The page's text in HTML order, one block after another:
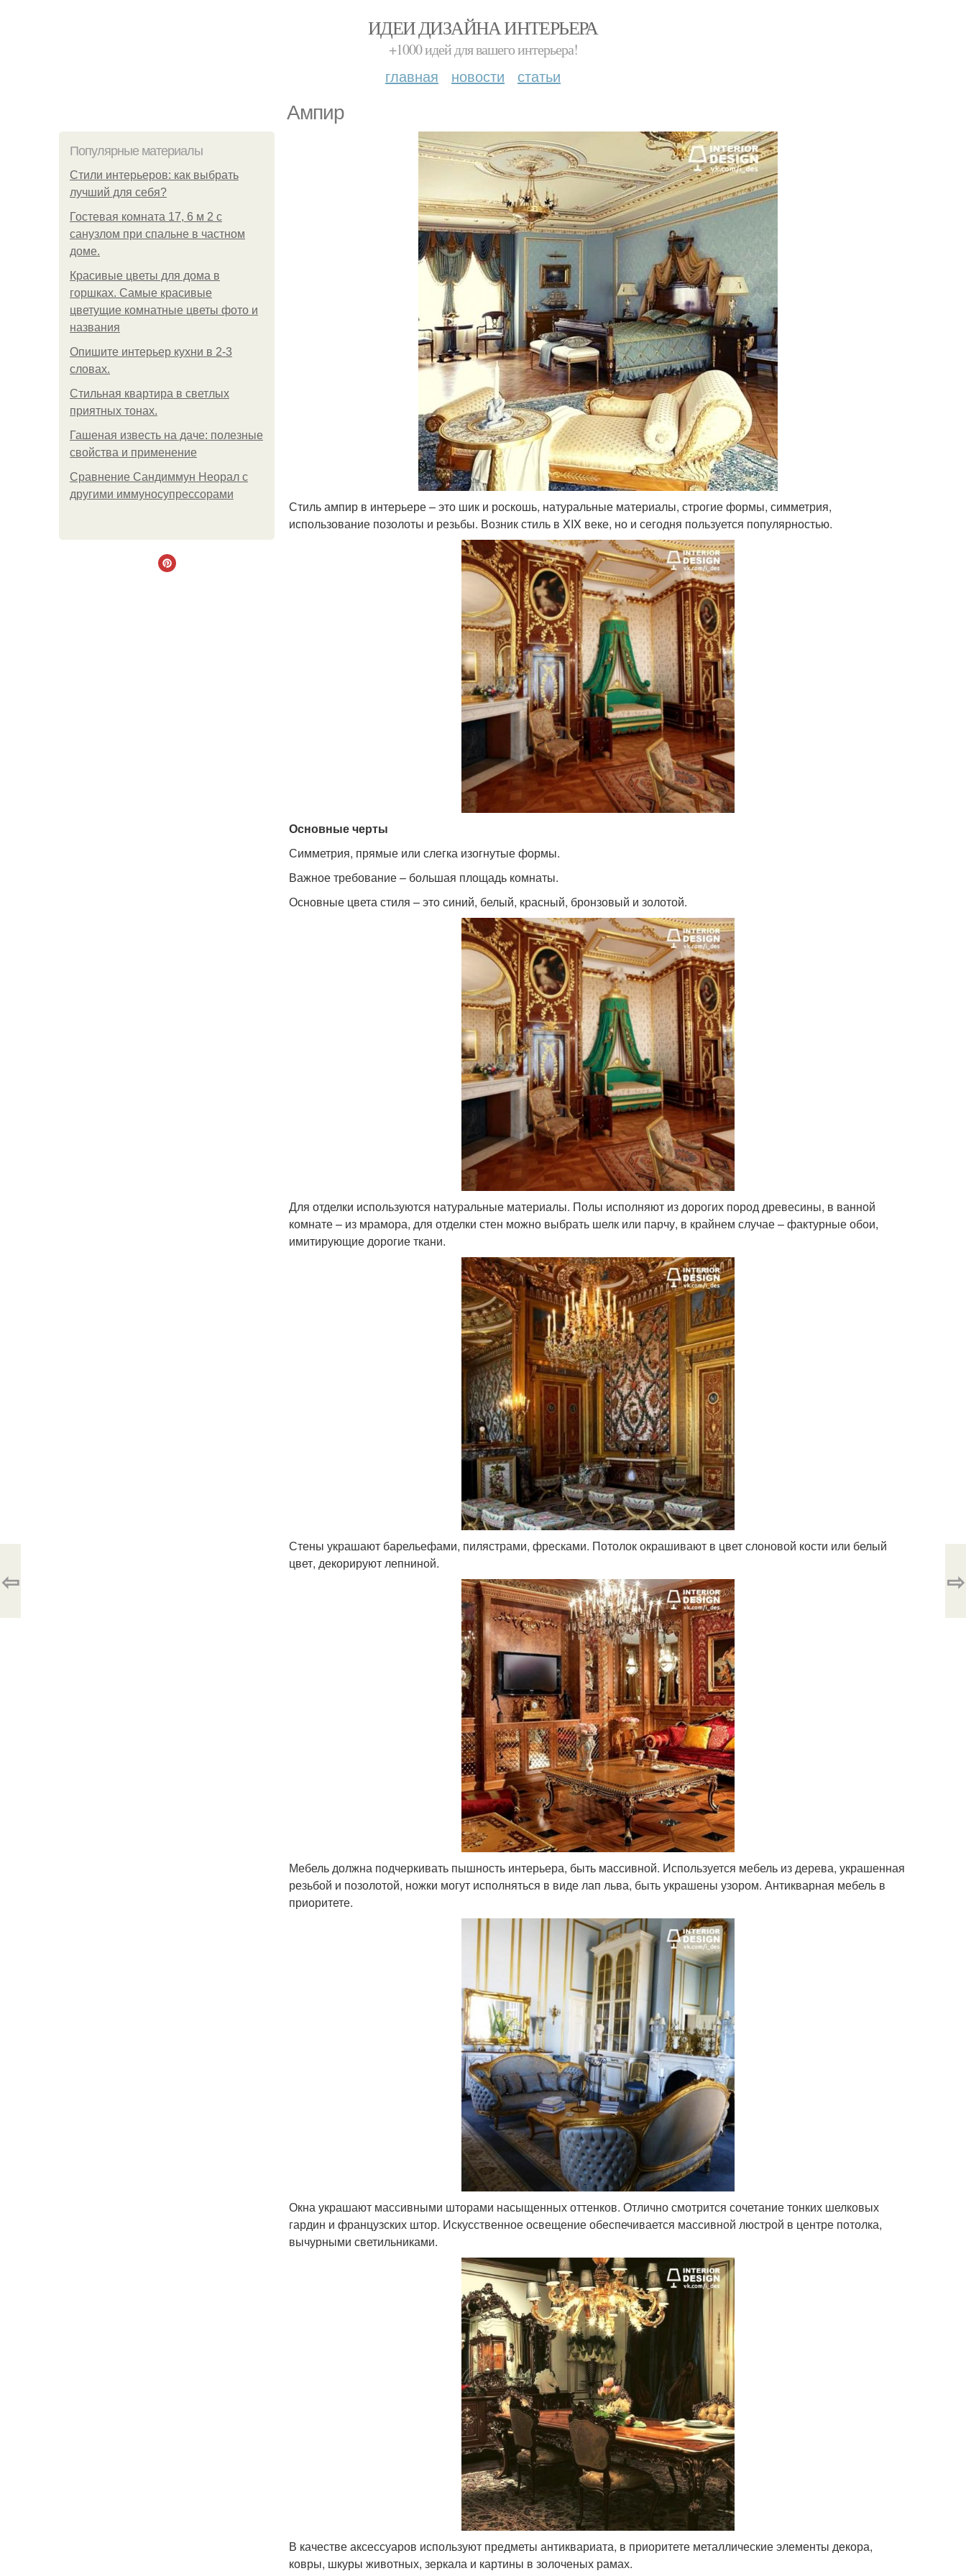
ИДЕИ ДИЗАЙНА ИНТЕРЬЕРА
+1000 идей для вашего интерьера!
главная новости статьи
Ампир
Популярные материалы
Стили интерьеров: как выбрать
лучший для себя?
Гостевая комната 17, 6 м 2 с
санузлом при спальне в частном
доме.
Красивые цветы для дома в
горшках. Самые красивые
цветущие комнатные цветы фото и
названия
Опишите интерьер кухни в 2-3
словах.
Стильная квартира в светлых
приятных тонах.
Гашеная известь на даче: полезные
свойства и применение
Сравнение Сандиммун Неорал с
другими иммуносупрессорами
Стиль ампир в интерьере – это шик и роскошь, натуральные материалы, строгие формы, симметрия,
использование позолоты и резьбы. Возник стиль в XIX веке, но и сегодня пользуется популярностью.
Основные черты
Симметрия, прямые или слегка изогнутые формы.
Важное требование – большая площадь комнаты.
Основные цвета стиля – это синий, белый, красный, бронзовый и золотой.
Для отделки используются натуральные материалы. Полы исполняют из дорогих пород древесины, в ванной
комнате – из мрамора, для отделки стен можно выбрать шелк или парчу, в крайнем случае – фактурные обои,
имитирующие дорогие ткани.
Стены украшают барельефами, пилястрами, фресками. Потолок окрашивают в цвет слоновой кости или белый
цвет, декорируют лепниной.
Мебель должна подчеркивать пышность интерьера, быть массивной. Используется мебель из дерева, украшенная
резьбой и позолотой, ножки могут исполняться в виде лап льва, быть украшены узором. Антикварная мебель в
приоритете.
Окна украшают массивными шторами насыщенных оттенков. Отлично смотрится сочетание тонких шелковых
гардин и французских штор. Искусственное освещение обеспечивается массивной люстрой в центре потолка,
вычурными светильниками.
В качестве аксессуаров используют предметы антиквариата, в приоритете металлические элементы декора,
ковры, шкуры животных, зеркала и картины в золоченых рамах.
⇦ ⇨